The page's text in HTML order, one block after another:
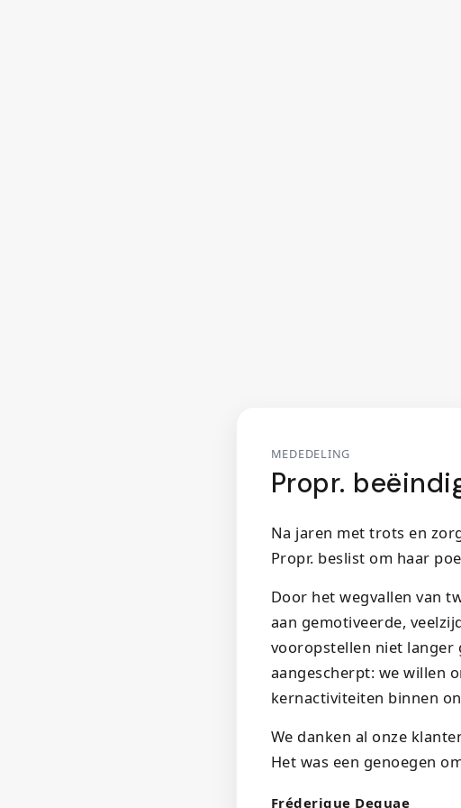
MEDEDELING
Propr.
Na jaren met trots en
Propr. beslist om haar
Door het wegvallen van
aan gemotiveerde,
vooropstellen niet langer
aangescherpt: we willen
kernactiviteiten binnen
We danken al onze
Het was een genoegen
Fréderique Dequae